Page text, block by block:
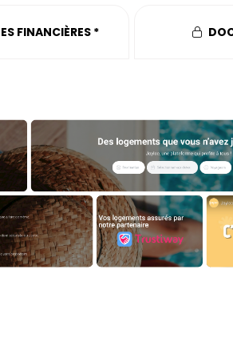
FINANCIÈRES *